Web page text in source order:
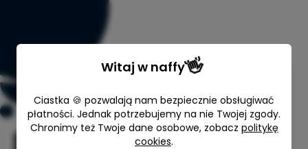
Witaj w naffy👋
Ciastka 🍪 pozwalają nam bezpiecznie obsługiwać
płatności. Jednak potrzebujemy na nie Twojej zgody.
Chronimy też Twoje dane osobowe, zobacz politykę
cookies.